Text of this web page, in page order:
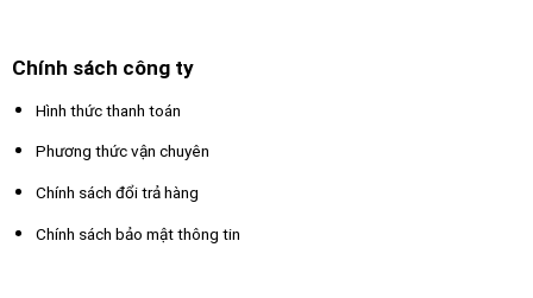
Chính sách công ty
Hình thức thanh toán
Phương thức vận chuyên
Chính sách đổi trả hàng
Chính sách bảo mật thông tin